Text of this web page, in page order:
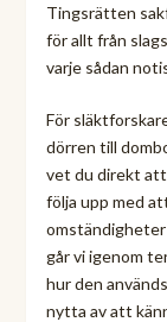
Tingsrätten
för allt från
varje sådan
För
dörren till
vet du direkt att
följa upp med
omständigheter
går vi igenom
hur den
nytta av att